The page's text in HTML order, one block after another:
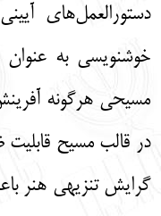
دستور‌العمل‌های
خوشنویسی به
مسیحی هرگونه
در قالب مسیح قابلیت
گرایش تنزیهی هنر